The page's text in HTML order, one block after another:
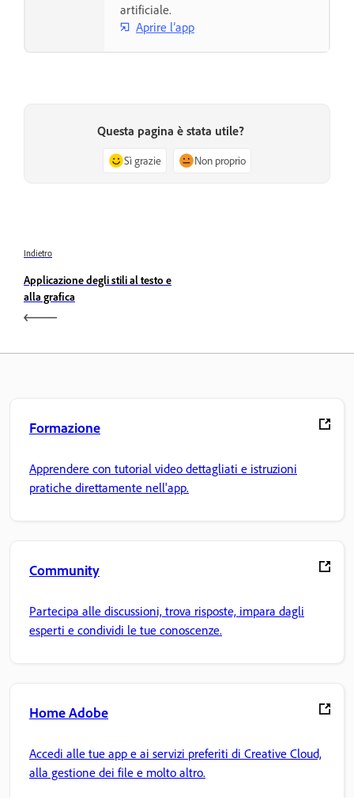
artificiale.
Aprire l’app
Questa pagina è stata utile?
Sì grazie Non proprio
Indietro
Applicazione degli stili al testo e
alla grafica
Formazione
Apprendere con tutorial video dettagliati e istruzioni
pratiche direttamente nell'app.
Community
Partecipa alle discussioni, trova risposte, impara dagli
esperti e condividi le tue conoscenze.
Home Adobe
Accedi alle tue app e ai servizi preferiti di Creative Cloud,
alla gestione dei file e molto altro.